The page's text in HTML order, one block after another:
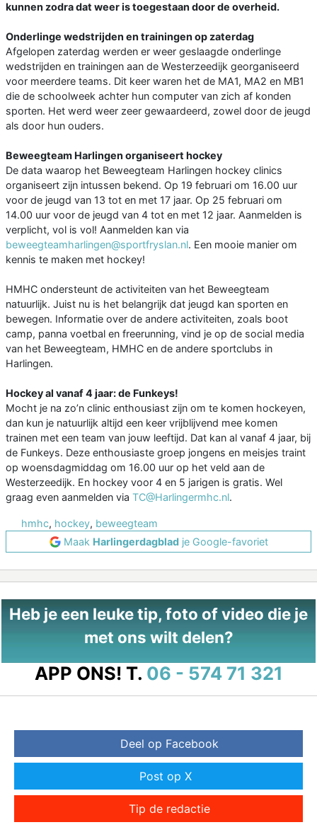
kunnen zodra dat weer is toegestaan door de overheid.
Onderlinge wedstrijden en trainingen op zaterdag
Afgelopen zaterdag werden er weer geslaagde onderlinge
wedstrijden en trainingen aan de Westerzeedijk georganiseerd
voor meerdere teams. Dit keer waren het de MA1, MA2 en MB1
die de schoolweek achter hun computer van zich af konden
sporten. Het werd weer zeer gewaardeerd, zowel door de jeugd
als door hun ouders.
Beweegteam Harlingen organiseert hockey
De data waarop het Beweegteam Harlingen hockey clinics
organiseert zijn intussen bekend. Op 19 februari om 16.00 uur
voor de jeugd van 13 tot en met 17 jaar. Op 25 februari om
14.00 uur voor de jeugd van 4 tot en met 12 jaar. Aanmelden is
verplicht, vol is vol! Aanmelden kan via
beweegteamharlingen@sportfryslan.nl. Een mooie manier om
kennis te maken met hockey!
HMHC ondersteunt de activiteiten van het Beweegteam
natuurlijk. Juist nu is het belangrijk dat jeugd kan sporten en
bewegen. Informatie over de andere activiteiten, zoals boot
camp, panna voetbal en freerunning, vind je op de social media
van het Beweegteam, HMHC en de andere sportclubs in
Harlingen.
Hockey al vanaf 4 jaar: de Funkeys!
Mocht je na zo’n clinic enthousiast zijn om te komen hockeyen,
dan kun je natuurlijk altijd een keer vrijblijvend mee komen
trainen met een team van jouw leeftijd. Dat kan al vanaf 4 jaar, bij
de Funkeys. Deze enthousiaste groep jongens en meisjes traint
op woensdagmiddag om 16.00 uur op het veld aan de
Westerzeedijk. En hockey voor 4 en 5 jarigen is gratis. Wel
graag even aanmelden via TC@Harlingermhc.nl.
hmhc, hockey, beweegteam
Maak Harlingerdagbladje Google-favoriet
Heb je een leuke tip, foto of video die je
met ons wilt delen?
APP ONS! T. 06 - 574 71 321
Deel op Facebook
Post op X
Tip de redactie